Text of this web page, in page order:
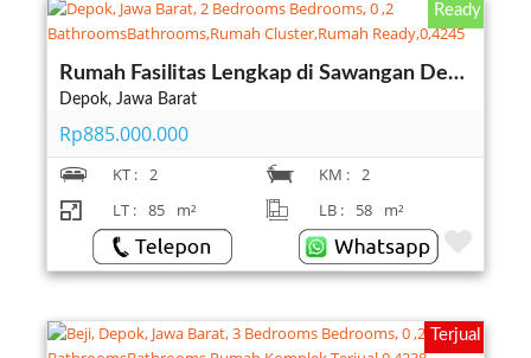
Ready
Rumah Fasilitas Lengkap di Sawangan Dekat TOL Pamulang Depok
Depok, Jawa Barat
Rp885.000.000
KT : 2 KM : 2
LT : 85 m² LB : 58 m²
Terjual